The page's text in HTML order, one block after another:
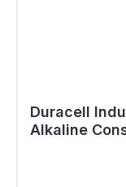
Duracell
Alkaline